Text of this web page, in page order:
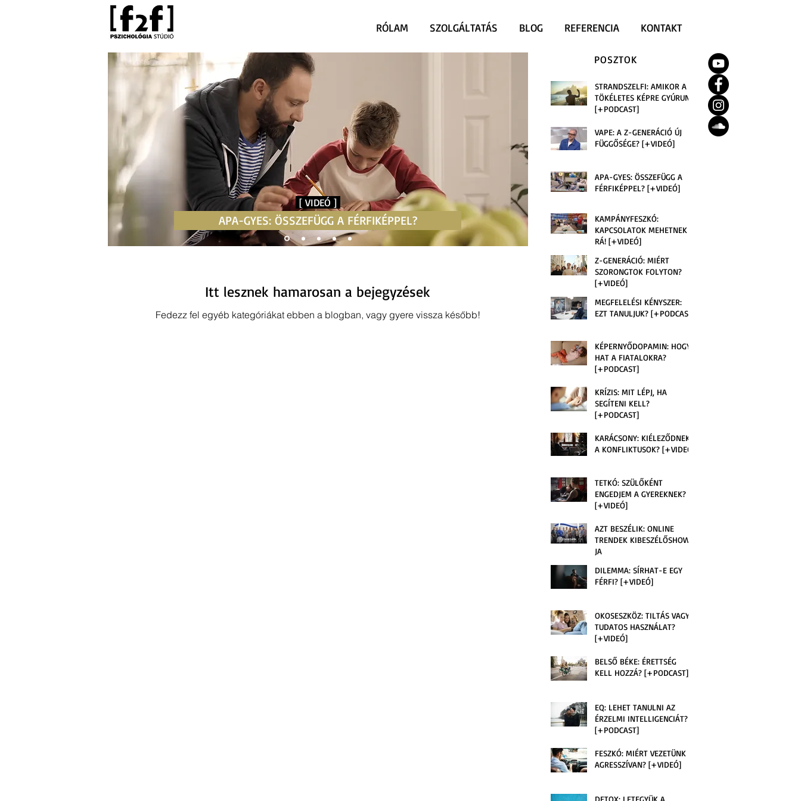
RÓLAM SZOLGÁLTATÁS BLOG REFERENCIA KONTAKT
[ VIDEÓ ]
APA-GYES: ÖSSZEFÜGG A FÉRFIKÉPPEL?
Itt lesznek hamarosan a bejegyzések
Fedezz fel egyéb kategóriákat ebben a blogban, vagy gyere vissza később!
POSZTOK
STRANDSZELFI: AMIKOR A
TÖKÉLETES KÉPRE GYÚRUNK
[+PODCAST]
VAPE: A Z-GENERÁCIÓ ÚJ
FÜGGŐSÉGE? [+VIDEÓ]
APA-GYES: ÖSSZEFÜGG A
FÉRFIKÉPPEL? [+VIDEÓ]
KAMPÁNYFESZKÓ:
KAPCSOLATOK MEHETNEK
RÁ! [+VIDEÓ]
Z-GENERÁCIÓ: MIÉRT
SZORONGTOK FOLYTON?
[+VIDEÓ]
MEGFELELÉSI KÉNYSZER:
EZT TANULJUK? [+PODCAST]
KÉPERNYŐDOPAMIN: HOGY
HAT A FIATALOKRA?
[+PODCAST]
KRÍZIS: MIT LÉPJ, HA
SEGÍTENI KELL?
[+PODCAST]
KARÁCSONY: KIÉLEZŐDNEK
A KONFLIKTUSOK? [+VIDEÓ]
TETKÓ: SZÜLŐKÉNT
ENGEDJEM A GYEREKNEK?
[+VIDEÓ]
AZT BESZÉLIK: ONLINE
TRENDEK KIBESZÉLŐSHOW-
JA
DILEMMA: SÍRHAT-E EGY
FÉRFI? [+VIDEÓ]
OKOSESZKÖZ: TILTÁS VAGY
TUDATOS HASZNÁLAT?
[+VIDEÓ]
BELSŐ BÉKE: ÉRETTSÉG
KELL HOZZÁ? [+PODCAST]
EQ: LEHET TANULNI AZ
ÉRZELMI INTELLIGENCIÁT?
[+PODCAST]
FESZKÓ: MIÉRT VEZETÜNK
AGRESSZÍVAN? [+VIDEÓ]
DETOX: LETEGYÜK A